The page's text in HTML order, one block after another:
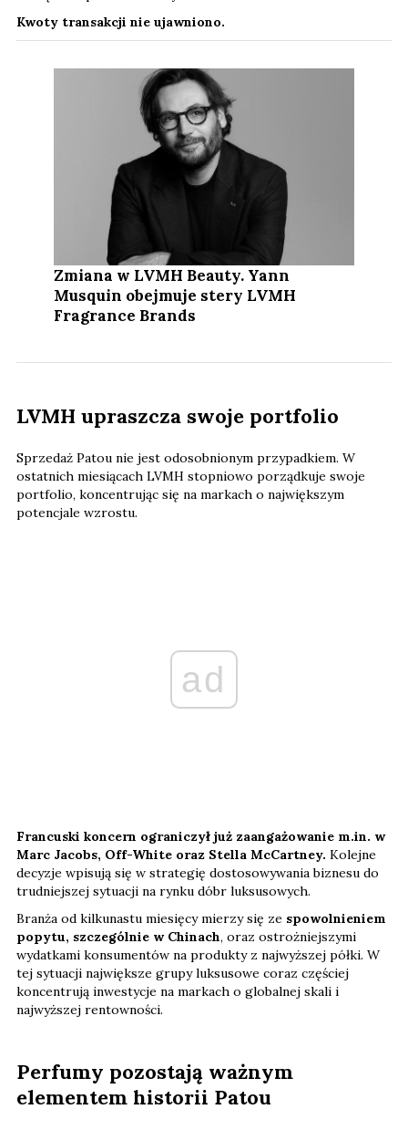
Kwoty transakcji nie ujawniono.
Zmiana w LVMH Beauty. Yann
Musquin obejmuje stery LVMH
Fragrance Brands
LVMH upraszcza swoje portfolio
Sprzedaż Patou nie jest odosobnionym przypadkiem. W
ostatnich miesiącach LVMH stopniowo porządkuje swoje
portfolio, koncentrując się na markach o największym
potencjale wzrostu.
ad
Francuski koncern ograniczył już zaangażowanie m.in. w
Marc Jacobs, Off-White oraz Stella McCartney. Kolejne
decyzje wpisują się w strategię dostosowywania biznesu do
trudniejszej sytuacji na rynku dóbr luksusowych.
Branża od kilkunastu miesięcy mierzy się ze spowolnieniem
popytu, szczególnie w Chinach, oraz ostrożniejszymi
wydatkami konsumentów na produkty z najwyższej półki. W
tej sytuacji największe grupy luksusowe coraz częściej
koncentrują inwestycje na markach o globalnej skali i
najwyższej rentowności.
Perfumy pozostają ważnym
elementem historii Patou